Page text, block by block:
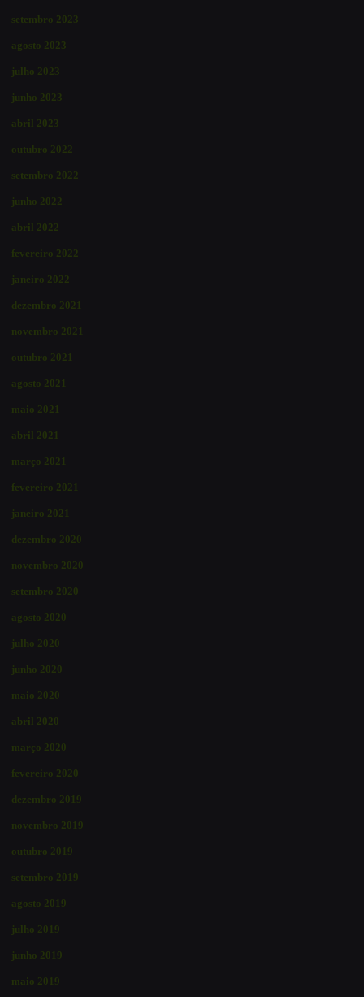
setembro 2023
agosto 2023
julho 2023
junho 2023
abril 2023
outubro 2022
setembro 2022
junho 2022
abril 2022
fevereiro 2022
janeiro 2022
dezembro 2021
novembro 2021
outubro 2021
agosto 2021
maio 2021
abril 2021
março 2021
fevereiro 2021
janeiro 2021
dezembro 2020
novembro 2020
setembro 2020
agosto 2020
julho 2020
junho 2020
maio 2020
abril 2020
março 2020
fevereiro 2020
dezembro 2019
novembro 2019
outubro 2019
setembro 2019
agosto 2019
julho 2019
junho 2019
maio 2019